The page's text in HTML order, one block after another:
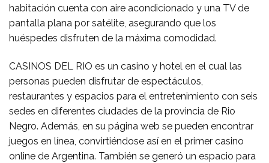
habitación cuenta con aire acondicionado y una TV de
pantalla plana por satélite, asegurando que los
huéspedes disfruten de la máxima comodidad.
CASINOS DEL RIO es un casino y hotel en el cual las
personas pueden disfrutar de espectáculos,
restaurantes y espacios para el entretenimiento con seis
sedes en diferentes ciudades de la provincia de Rio
Negro. Además, en su página web se pueden encontrar
juegos en línea, convirtiéndose así en el primer casino
online de Argentina. También se generó un espacio para